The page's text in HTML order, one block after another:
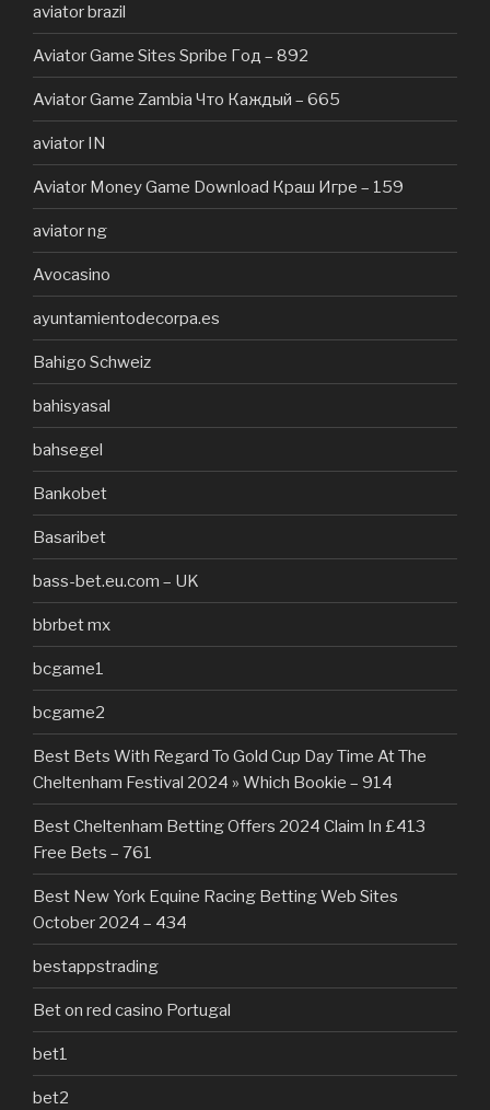
aviator brazil
Aviator Game Sites Spribe Год – 892
Aviator Game Zambia Что Каждый – 665
aviator IN
Aviator Money Game Download Краш Игре – 159
aviator ng
Avocasino
ayuntamientodecorpa.es
Bahigo Schweiz
bahisyasal
bahsegel
Bankobet
Basaribet
bass-bet.eu.com – UK
bbrbet mx
bcgame1
bcgame2
Best Bets With Regard To Gold Cup Day Time At The
Cheltenham Festival 2024 » Which Bookie – 914
Best Cheltenham Betting Offers 2024 Claim In £413
Free Bets – 761
Best New York Equine Racing Betting Web Sites
October 2024 – 434
bestappstrading
Bet on red casino Portugal
bet1
bet2